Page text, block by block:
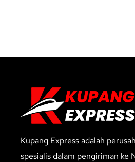
Kupang Express adalah
spesialis dalam pengiriman ke